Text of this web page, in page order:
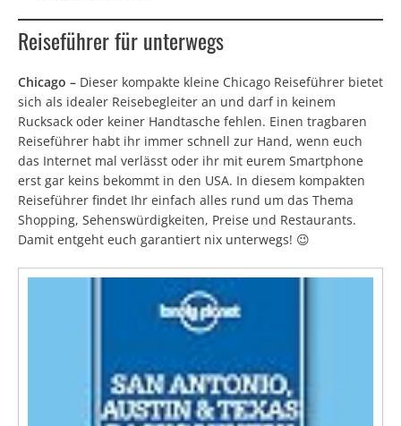
Reiseführer für unterwegs
Chicago – Dieser kompakte kleine Chicago Reiseführer bietet
sich als idealer Reisebegleiter an und darf in keinem
Rucksack oder keiner Handtasche fehlen. Einen tragbaren
Reiseführer habt ihr immer schnell zur Hand, wenn euch
das Internet mal verlässt oder ihr mit eurem Smartphone
erst gar keins bekommt in den USA. In diesem kompakten
Reiseführer findet Ihr einfach alles rund um das Thema
Shopping, Sehenswürdigkeiten, Preise und Restaurants.
Damit entgeht euch garantiert nix unterwegs! 😉